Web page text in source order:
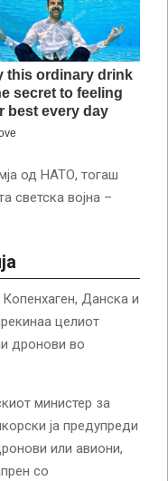
од НАТО, тогаш
светска војна –
Данска и
целиот
дронови во
министер за
ја предупреди
или авиони,
со